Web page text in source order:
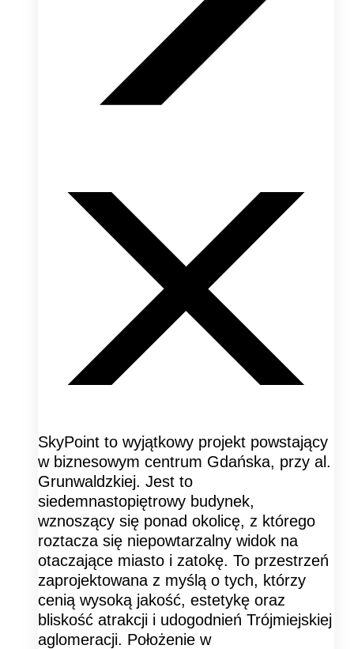
SkyPoint to wyjątkowy projekt powstający
w biznesowym centrum Gdańska, przy al.
Grunwaldzkiej. Jest to
siedemnastopiętrowy budynek,
wznoszący się ponad okolicę, z którego
roztacza się niepowtarzalny widok na
otaczające miasto i zatokę. To przestrzeń
zaprojektowana z myślą o tych, którzy
cenią wysoką jakość, estetykę oraz
bliskość atrakcji i udogodnień Trójmiejskiej
aglomeracji. Położenie w